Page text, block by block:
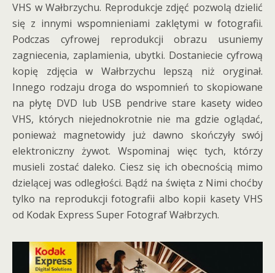
VHS w Wałbrzychu. Reprodukcje zdjęć pozwolą dzielić
się z innymi wspomnieniami zaklętymi w fotografii.
Podczas cyfrowej reprodukcji obrazu usuniemy
zagniecenia, zaplamienia, ubytki. Dostaniecie cyfrową
kopię zdjęcia w Wałbrzychu lepszą niż oryginał.
Innego rodzaju droga do wspomnień to skopiowane
na płytę DVD lub USB pendrive stare kasety wideo
VHS, których niejednokrotnie nie ma gdzie oglądać,
ponieważ magnetowidy już dawno skończyły swój
elektroniczny żywot. Wspominaj więc tych, którzy
musieli zostać daleko. Ciesz się ich obecnością mimo
dzielącej was odległości. Bądź na święta z Nimi choćby
tylko na reprodukcji fotografii albo kopii kasety VHS
od Kodak Express Super Fotograf Wałbrzych.